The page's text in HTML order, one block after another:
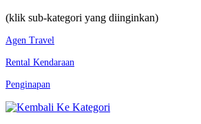
(klik sub-kategori yang diinginkan)
Agen Travel
Rental Kendaraan
Penginapan